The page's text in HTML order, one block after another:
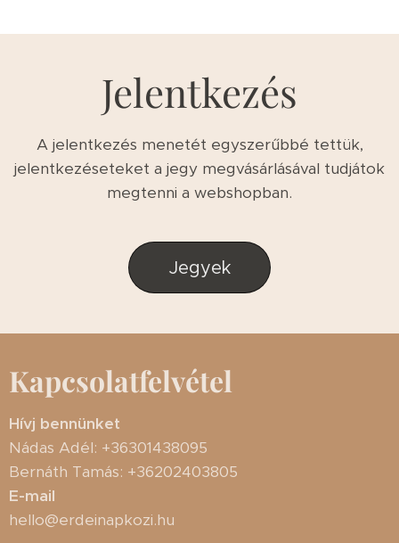
Jelentkezés
A jelentkezés menetét egyszerűbbé tettük,
jelentkezéseteket a jegy megvásárlásával tudjátok
megtenni a webshopban.
Jegyek
Kapcsolatfelvétel
Hívj bennünket
Nádas Adél: +36301438095
Bernáth Tamás: +36202403805
E-mail
hello@erdeinapkozi.hu